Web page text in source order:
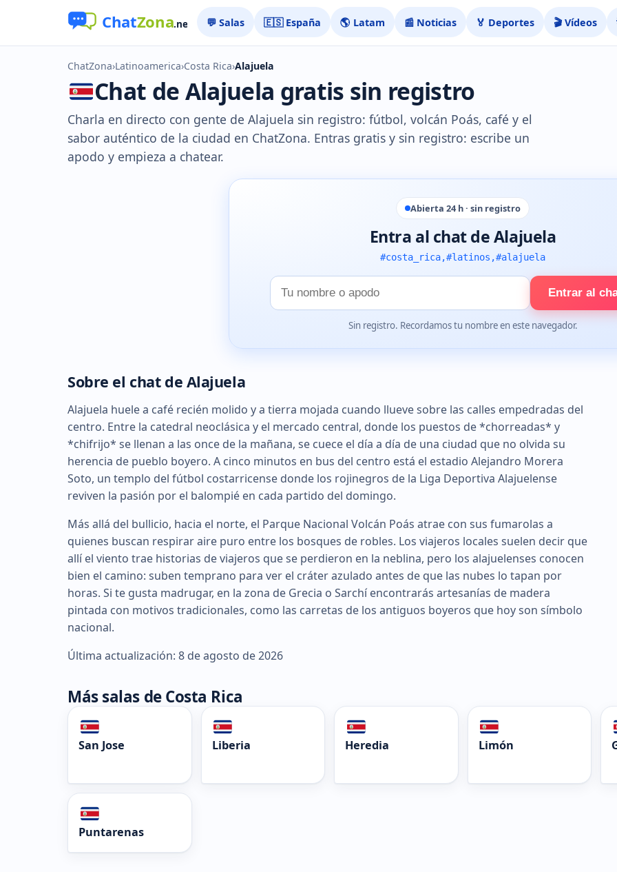
💬 Salas 🇪🇸 España 🌎 Latam 📰 Noticias 🏅 Deportes 🎬 Vídeos
ChatZona›Latinoamerica›Costa Rica›Alajuela
Chat de Alajuela gratis sin registro
Charla en directo con gente de Alajuela sin registro: fútbol, volcán Poás, café y el
sabor auténtico de la ciudad en ChatZona. Entras gratis y sin registro: escribe un
apodo y empieza a chatear.
Abierta 24 h · sin registro
Entra al chat de Alajuela
#costa_rica,#latinos,#alajuela
Tu
nombre
Entrar al
Sin registro. Recordamos tu nombre en este navegador.
Sobre el chat de Alajuela
Alajuela huele a café recién molido y a tierra mojada cuando llueve sobre las calles empedradas del
centro. Entre la catedral neoclásica y el mercado central, donde los puestos de *chorreadas* y
*chifrijo* se llenan a las once de la mañana, se cuece el día a día de una ciudad que no olvida su
herencia de pueblo boyero. A cinco minutos en bus del centro está el estadio Alejandro Morera
Soto, un templo del fútbol costarricense donde los rojinegros de la Liga Deportiva Alajuelense
reviven la pasión por el balompié en cada partido del domingo.
Más allá del bullicio, hacia el norte, el Parque Nacional Volcán Poás atrae con sus fumarolas a
quienes buscan respirar aire puro entre los bosques de robles. Los viajeros locales suelen decir que
allí el viento trae historias de viajeros que se perdieron en la neblina, pero los alajuelenses conocen
bien el camino: suben temprano para ver el cráter azulado antes de que las nubes lo tapan por
horas. Si te gusta madrugar, en la zona de Grecia o Sarchí encontrarás artesanías de madera
pintada con motivos tradicionales, como las carretas de los antiguos boyeros que hoy son símbolo
nacional.
Última actualización: 8 de agosto de 2026
Más salas de Costa Rica
San Jose Liberia Heredia Limón
Puntarenas